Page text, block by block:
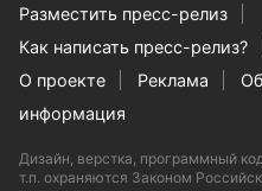
Разместить пресс-релиз
Как написать пресс-релиз?
О проекте
Реклама
информация
Дизайн, верстка, программный
т.п. охраняются Законом